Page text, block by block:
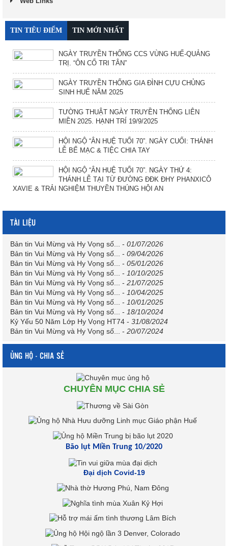
TIN TIÊU ĐIỂM TIN MỚI NHẤT
NGÀY TRUYỀN THỐNG CCS VÙNG HUẾ-QUẢNG
TRỊ. “ÔN CỐ TRI TÂN”
NGÀY TRUYỀN THỐNG GIA ĐÌNH CỰU CHỦNG
SINH HUẾ NĂM 2025
TƯỜNG THUẬT NGÀY TRUYỀN THỐNG LIÊN
MIỀN 2025. HẠNH TRÍ 19/9/2025
HỘI NGỘ “ÂN HUỆ TUỔI 70”. NGÀY CUỐI: THÁNH
LỄ BẾ MẠC & TIỆC CHIA TAY
HỘI NGỘ “ÂN HUỆ TUỔI 70”. NGÀY THỨ 4:
THÁNH LỄ TẠI TỪ ĐƯỜNG ĐĐK ĐHY PHANXICÔ
XAVIE & TRẢI NGHIỆM THUYỀN THÚNG HỘI AN
TÀI LIỆU
Bản tin Vui Mừng và Hy Vọng số... - 01/07/2026
Bản tin Vui Mừng và Hy Vọng số...
- 09/04/2026
Bản tin Vui Mừng và Hy Vọng số...
- 05/01/2026
Bản tin Vui Mừng và Hy Vọng số...
- 10/10/2025
Bản tin Vui Mừng và Hy Vọng số...
- 21/07/2025
Bản tin Vui Mừng và Hy Vọng số...
- 10/04/2025
Bản tin Vui Mừng và Hy Vọng số...
- 10/01/2025
Bản tin Vui Mừng và Hy Vọng số...
- 18/10/2024
Kỷ Yếu 50 Năm Lớp Hy Vọng HT74 - 31/08/2024
Bản tin Vui Mừng và Hy Vọng số...
- 20/07/2024
ỦNG HỘ - CHIA SẺ
CHUYÊN MỤC CHIA SẺ
Bão lụt Miền Trung 10/2020
Đại dịch Covid-19